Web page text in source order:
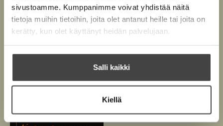
sivustoamme. Kumppanimme voivat yhdistää näitä
tietoja muihin tietoihin, joita olet antanut heille tai joita on
kerätty, kun olet käyttänyt heidän palvelujaan.
Salli kaikki
Kiellä